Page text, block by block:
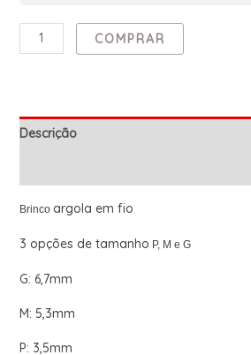
COMPRAR
Descrição
Brinco argola em fio
3 opções de tamanho P, M e G
G: 6,7mm
M: 5,3mm
P: 3,5mm